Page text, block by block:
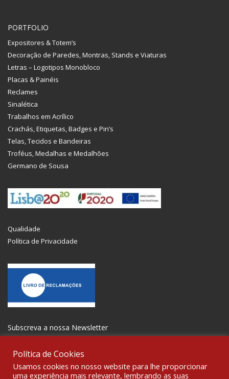
PORTFOLIO
Expositores & Totem’s
Decoração de Paredes, Montras, Stands e Viaturas
Letras – Logotipos Monobloco
Placas & Painéis
Reclames
Sinalética
Trabalhos em Acrílico
Crachás, Etiquetas, Badges e Pin’s
Telas, Tecidos e Bandeiras
Troféus, Medalhas e Medalhões
Germano de Sousa
Qualidade
Política de Privacidade
Subscreva a nossa Newsletter
Política de Cookies
Usamos cookies no nosso website para lhe proporcionar
uma experiência mais relevante, lembrando as suas